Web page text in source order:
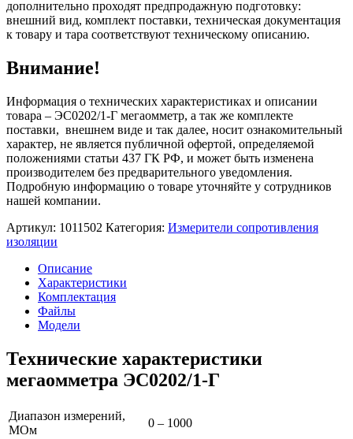
дополнительно проходят предпродажную подготовку:
внешний вид, комплект поставки, техническая документация
к товару и тара соответствуют техническому описанию.
Внимание!
Информация о технических характеристиках и описании
товара – ЭС0202/1-Г мегаомметр, а так же комплекте
поставки, внешнем виде и так далее, носит ознакомительный
характер, не является публичной офертой, определяемой
положениями статьи 437 ГК РФ, и может быть изменена
производителем без предварительного уведомления.
Подробную информацию о товаре уточняйте у сотрудников
нашей компании.
Артикул: 1011502 Категория: Измерители сопротивления
изоляции
Описание
Характеристики
Комплектация
Файлы
Модели
Технические характеристики
мегаомметра ЭС0202/1-Г
Диапазон измерений,
МОм
0 – 1000